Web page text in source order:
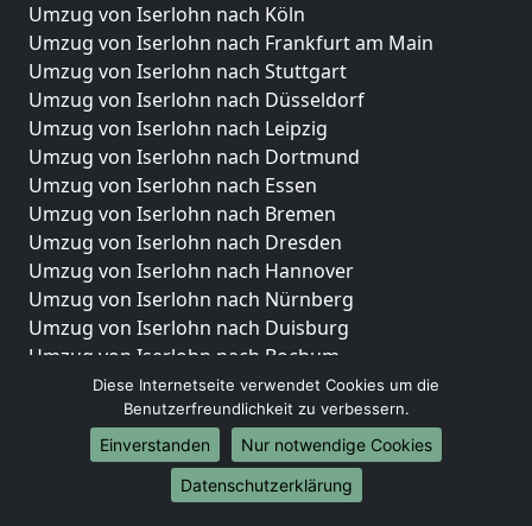
Umzug von Iserlohn nach Köln
Umzug von Iserlohn nach Frankfurt am Main
Umzug von Iserlohn nach Stuttgart
Umzug von Iserlohn nach Düsseldorf
Umzug von Iserlohn nach Leipzig
Umzug von Iserlohn nach Dortmund
Umzug von Iserlohn nach Essen
Umzug von Iserlohn nach Bremen
Umzug von Iserlohn nach Dresden
Umzug von Iserlohn nach Hannover
Umzug von Iserlohn nach Nürnberg
Umzug von Iserlohn nach Duisburg
Umzug von Iserlohn nach Bochum
Umzug von Iserlohn nach Wuppertal
Umzug von Iserlohn nach Bielefeld
Umzug von Iserlohn nach Bonn
Umzug von Iserlohn nach Münster
Diese Internetseite verwendet Cookies um die
Benutzerfreundlichkeit zu verbessern.
Einverstanden
Nur notwendige Cookies
Datenschutzerklärung